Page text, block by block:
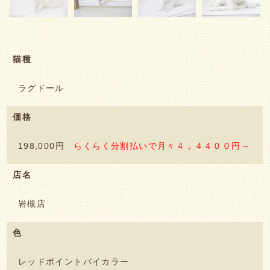
猫種
ラグドール
価格
198,000円 らくらく分割払いで月々４，４４００円～
店名
岩槻店
色
レッドポイントバイカラー